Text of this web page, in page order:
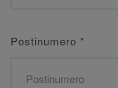
Postinumero *